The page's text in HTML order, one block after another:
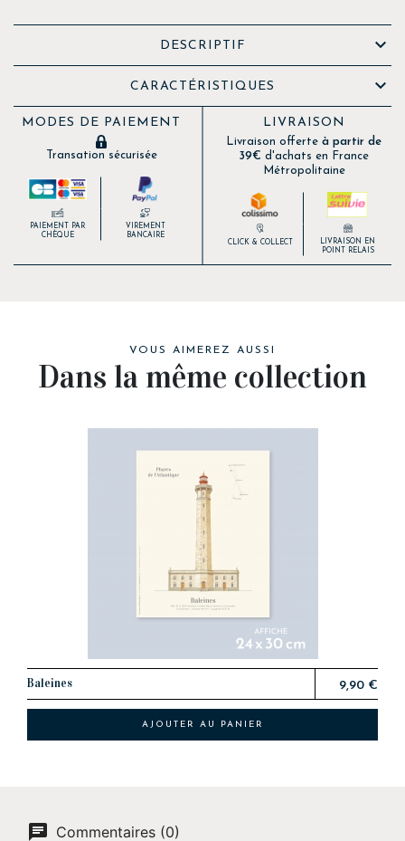
DESCRIPTIF 
CARACTÉRISTIQUES 
MODES DE PAIEMENT
Transation sécurisée
PAIEMENT PAR
CHÈQUE
VIREMENT
BANCAIRE
LIVRAISON
Livraison offerte à partir de
39€ d'achats en France
Métropolitaine
CLICK & COLLECT
LIVRAISON EN
POINT RELAIS
VOUS AIMEREZ AUSSI
Dans la même collection
AJOUTER AU PANIER
Baleines 9,90 €
Commentaires (0)